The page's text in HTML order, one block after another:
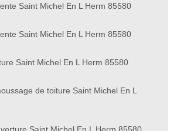
Saint Michel En L Herm 85580
Saint Michel En L Herm 85580
Saint Michel En L Herm 85580
de toiture Saint Michel En L
Saint Michel En L Herm 85580